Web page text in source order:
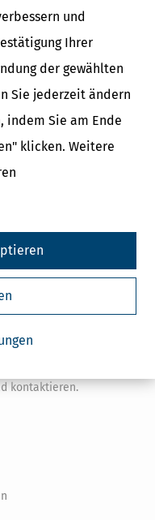
und
Ihrer
der gewählten
Sie jederzeit ändern
indem Sie am Ende
klicken. Weitere
und
um ein Problem mit
kontaktieren.